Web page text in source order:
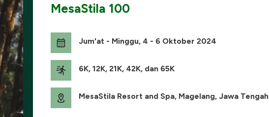
MesaStila 100
Jum'at - Minggu, 4 - 6 Oktober 2024
6K, 12K, 21K, 42K, dan 65K
MesaStila Resort and Spa, Magelang, Jawa Tengah